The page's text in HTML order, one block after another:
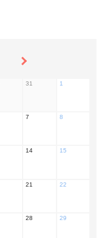
31 1
7 8
14 15
21 22
28 29